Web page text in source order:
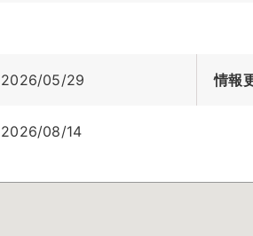
2026/05/29 情報
2026/08/14